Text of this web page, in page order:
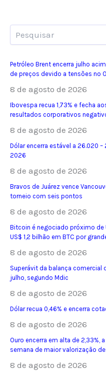
Petróleo Brent encerra julho
de preços devido a tensões no
8 de agosto de 2026
Ibovespa recua 1,73% e fecha
resultados corporativos
8 de agosto de 2026
Dólar encerra estável a 26.020
2026
8 de agosto de 2026
Bravos de Juárez vence
torneio com seis pontos
8 de agosto de 2026
Bitcoin é negociado próximo
US$ 1,2 bilhão em BTC por
8 de agosto de 2026
Superávit da balança comercial
julho, segundo Mdic
8 de agosto de 2026
Dólar recua 0,46% e encerra
8 de agosto de 2026
Ouro encerra em alta de 2,33%,
semana de maior valorização
8 de agosto de 2026